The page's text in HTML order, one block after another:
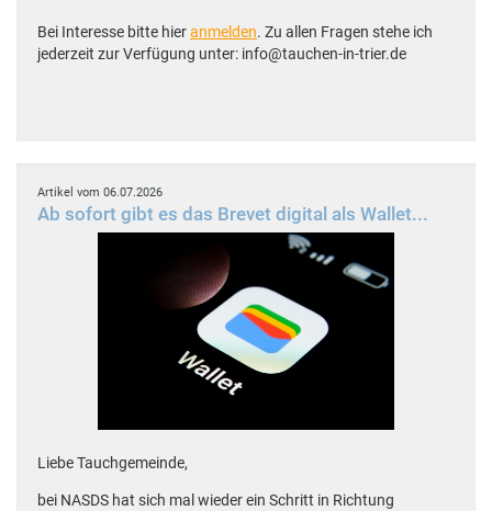
Bei Interesse bitte hieranmelden. Zu allen Fragen stehe ich
jederzeit zur Verfügung unter: info@tauchen-in-trier.de
Artikel vom 06.07.2026
Ab sofort gibt es das Brevet digital als Wallet...
Liebe Tauchgemeinde,
bei NASDS hat sich mal wieder ein Schritt in Richtung